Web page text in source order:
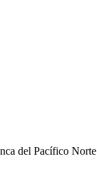
del Pacífico Norte